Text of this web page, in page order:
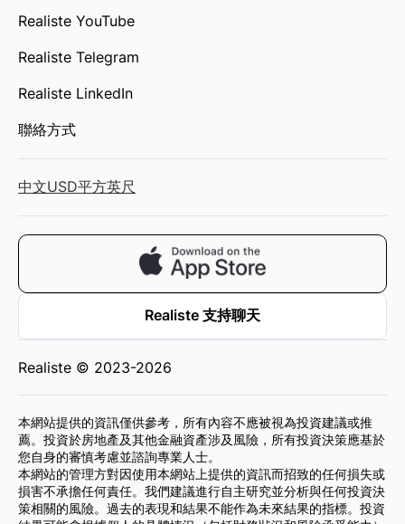
Realiste YouTube
Realiste Telegram
Realiste LinkedIn
聯絡方式
中文USD平方英尺
Realiste 支持聊天
Realiste © 2023-2026
本網站提供的資訊僅供參考，所有內容不應被視為投資建議或推
薦。投資於房地產及其他金融資產涉及風險，所有投資決策應基於
您自身的審慎考慮並諮詢專業人士。
本網站的管理方對因使用本網站上提供的資訊而招致的任何損失或
損害不承擔任何責任。我們建議進行自主研究並分析與任何投資決
策相關的風險。過去的表現和結果不能作為未來結果的指標。投資